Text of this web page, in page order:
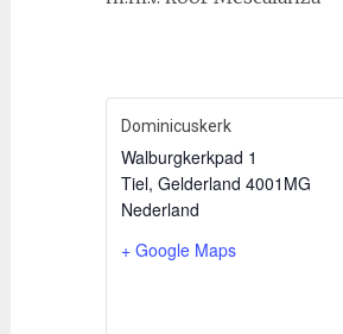
Dominicuskerk
Walburgkerkpad 1
Tiel, Gelderland 4001MG
Nederland
+ Google Maps